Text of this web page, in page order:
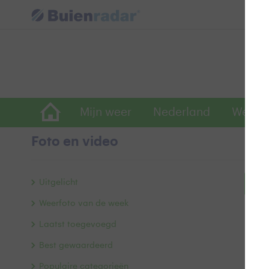
Mijn weer Nederland
Foto en video
Uitgelicht
Weerfoto van de week
Laatst toegevoegd
Best gewaardeerd
Populaire categorieën